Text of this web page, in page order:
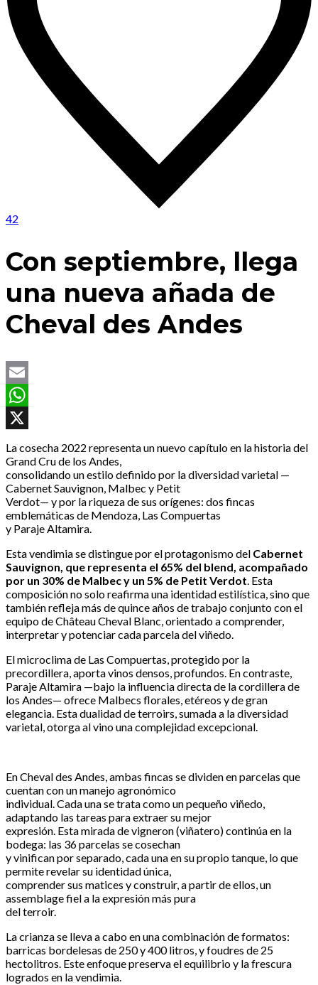
42
Con septiembre, llega
una nueva añada de
Cheval des Andes
Email
WhatsApp
La cosecha 2022 representa un nuevo capítulo en la historia del
Grand Cru de los Andes,
consolidando un estilo definido por la diversidad varietal —
Cabernet Sauvignon, Malbec y Petit
Verdot— y por la riqueza de sus orígenes: dos fincas
emblemáticas de Mendoza, Las Compuertas
y Paraje Altamira.
Esta vendimia se distingue por el protagonismo del Cabernet
Sauvignon, que representa el 65% del blend, acompañado
por un 30% de Malbec y un 5% de Petit Verdot. Esta
composición no solo reafirma una identidad estilística, sino que
también refleja más de quince años de trabajo conjunto con el
equipo de Château Cheval Blanc, orientado a comprender,
interpretar y potenciar cada parcela del viñedo.
El microclima de Las Compuertas, protegido por la
precordillera, aporta vinos densos, profundos. En contraste,
Paraje Altamira —bajo la influencia directa de la cordillera de
los Andes— ofrece Malbecs florales, etéreos y de gran
elegancia. Esta dualidad de terroirs, sumada a la diversidad
varietal, otorga al vino una complejidad excepcional.
En Cheval des Andes, ambas fincas se dividen en parcelas que
cuentan con un manejo agronómico
individual. Cada una se trata como un pequeño viñedo,
adaptando las tareas para extraer su mejor
expresión. Esta mirada de vigneron (viñatero) continúa en la
bodega: las 36 parcelas se cosechan
y vinifican por separado, cada una en su propio tanque, lo que
permite revelar su identidad única,
comprender sus matices y construir, a partir de ellos, un
assemblage fiel a la expresión más pura
del terroir.
La crianza se lleva a cabo en una combinación de formatos:
barricas bordelesas de 250 y 400 litros, y foudres de 25
hectolitros. Este enfoque preserva el equilibrio y la frescura
logrados en la vendimia.